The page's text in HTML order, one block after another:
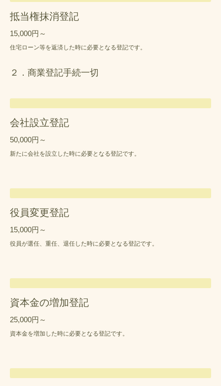
抵当権抹消登記
15,000円～
住宅ローン等を返済した時に必要となる登記です。
２．商業登記手続一切
会社設立登記
50,000円～
新たに会社を設立した時に必要となる登記です。
役員変更登記
15,000円～
役員が選任、重任、退任した時に必要となる登記です。
資本金の増加登記
25,000円～
資本金を増加した時に必要となる登記です。